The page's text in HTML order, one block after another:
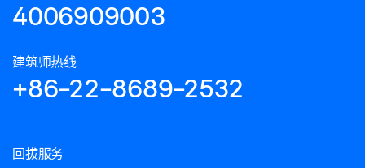
4006909003
建筑师热线
+86-22-8689-2532
回拔服务